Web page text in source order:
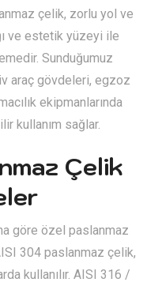
çelik, zorlu yol ve
ve estetik yüzeyi ile
Sunduğumuz
araç gövdeleri, egzoz
ekipmanlarında
kullanım sağlar.
Çelik
göre özel paslanmaz
304 paslanmaz çelik,
kullanılır. AISI 316 /